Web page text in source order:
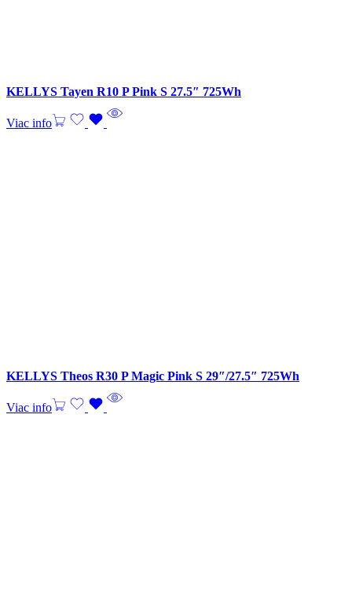
KELLYS Tayen R10 P Pink S 27.5″ 725Wh
Viac info
KELLYS Theos R30 P Magic Pink S 29″/27.5″ 725Wh
Viac info